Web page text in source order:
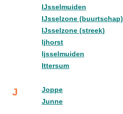
IJsselmuiden
IJsselzone (buurtschap)
IJsselzone (streek)
Ijhorst
Ijsselmuiden
Ittersum
J
Joppe
Junne